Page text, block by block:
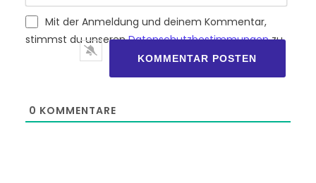
Email*Mit der Anmeldung und deinem Kommentar,
stimmst du unserenDatenschutzbestimmungenzu.
0 KOMMENTARE